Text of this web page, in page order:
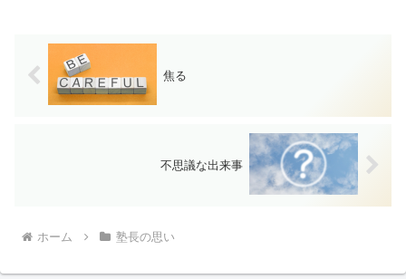
焦る
不思議な出来事
ホーム 塾長の思い